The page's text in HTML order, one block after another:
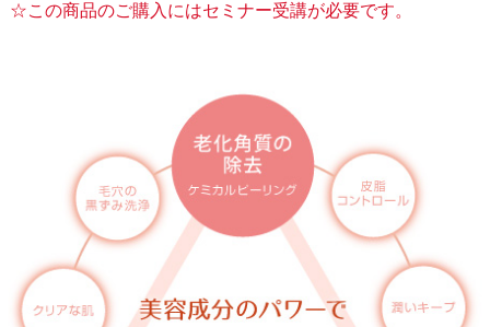
☆この商品のご購入にはセミナー受講が必要です。